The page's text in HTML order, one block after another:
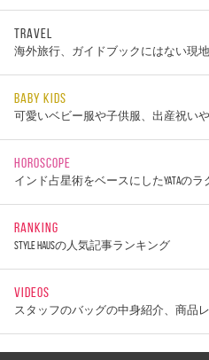
TRAVEL
海外旅行、ガイドブックにはない現
BABY KIDS
可愛いベビー服や子供服、出産祝い
HOROSCOPE
インド占星術をベースにしたYATAの
RANKING
STYLE HAUSの人気記事ランキング
VIDEOS
スタッフのバッグの中身紹介、商品